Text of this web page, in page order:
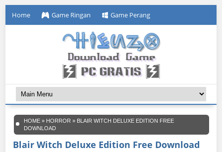
Home Game Ringan Game Perang
HOME » HORROR » BLAIR WITCH DELUXE EDITION FREE
DOWNLOAD
Blair Witch Deluxe Edition Free Download